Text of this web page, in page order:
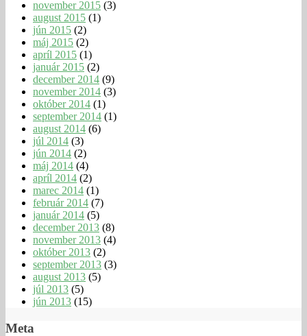
november 2015 (3)
august 2015 (1)
jún 2015 (2)
máj 2015 (2)
apríl 2015 (1)
január 2015 (2)
december 2014 (9)
november 2014 (3)
október 2014 (1)
september 2014 (1)
august 2014 (6)
júl 2014 (3)
jún 2014 (2)
máj 2014 (4)
apríl 2014 (2)
marec 2014 (1)
február 2014 (7)
január 2014 (5)
december 2013 (8)
november 2013 (4)
október 2013 (2)
september 2013 (3)
august 2013 (5)
júl 2013 (5)
jún 2013 (15)
Meta